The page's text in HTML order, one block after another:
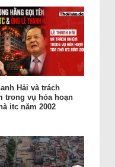
Hải và trách
trong vụ hỏa hoạn
itc năm 2002